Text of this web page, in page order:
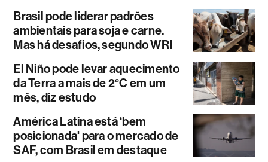
Brasil pode liderar padrões
ambientais para soja e carne.
Mas há desafios, segundo WRI
El Niño pode levar aquecimento
da Terra a mais de 2°C em um
mês, diz estudo
América Latina está ‘bem
posicionada' para o mercado de
SAF, com Brasil em destaque